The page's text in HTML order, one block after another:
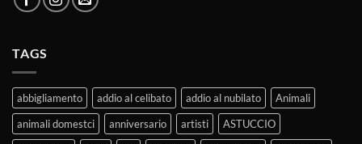
TAGS
abbigliamento addio al celibato addio al nubilato
Animali
animali domestci
anniversario artisti
ASTUCCIO